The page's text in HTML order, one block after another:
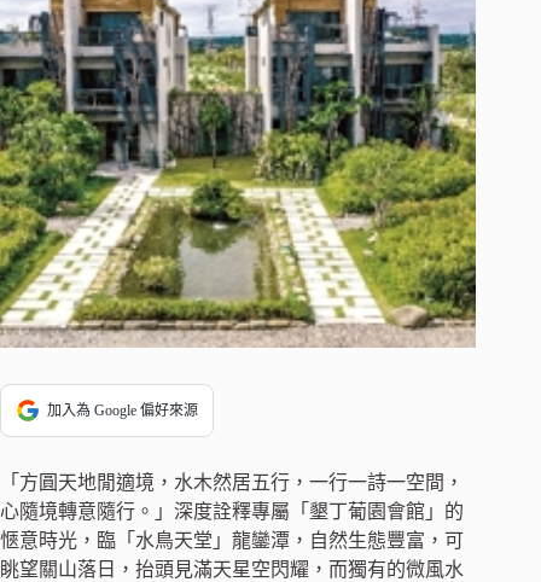
加入為 Google 偏好來源
「方圓天地閒適境，水木然居五行，一行一詩一空間，
心隨境轉意隨行。」深度詮釋專屬「墾丁葡園會館」的
愜意時光，臨「水鳥天堂」龍鑾潭，自然生態豐富，可
眺望關山落日，抬頭見滿天星空閃耀，而獨有的微風水